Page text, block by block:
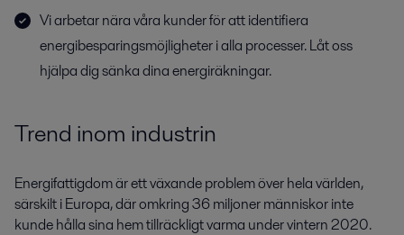
Vi arbetar nära våra kunder för att identifiera
energibesparingsmöjligheter i alla processer. Låt oss
hjälpa dig sänka dina energiräkningar.
Trend inom industrin
Energifattigdom är ett växande problem över hela världen,
särskilt i Europa, där omkring 36 miljoner människor inte
kunde hålla sina hem tillräckligt varma under vintern 2020.